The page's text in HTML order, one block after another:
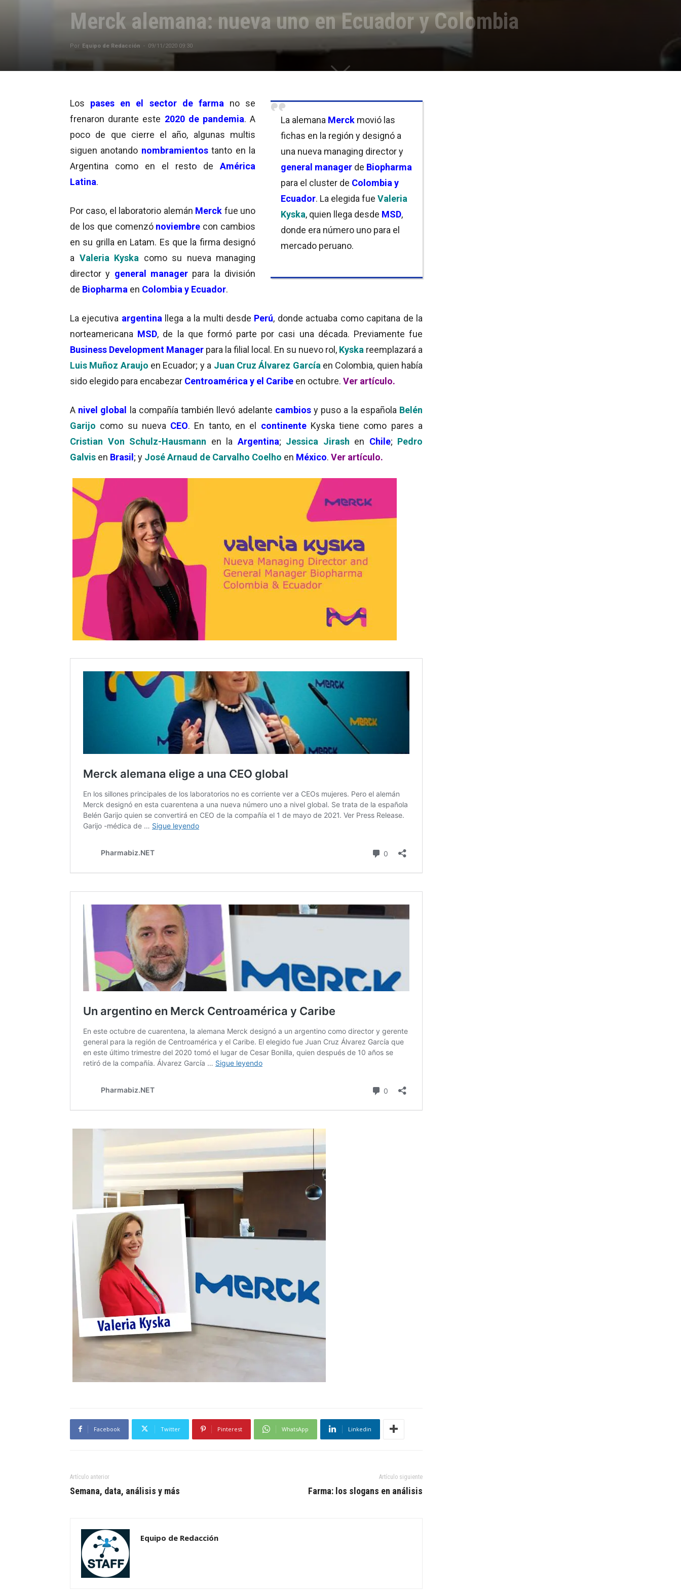
Merck alemana: nueva uno en Ecuador y Colombia
Por Equipo de Redacción - 09/11/2020 09:30
La alemana Merck movió las
fichas en la región y designó a
una nueva managing director y
general manager de Biopharma
para el cluster de Colombia y
Ecuador. La elegida fue Valeria
Kyska, quien llega desde MSD,
donde era número uno para el
mercado peruano.
Los pases en el sector de farma no se
frenaron durante este 2020 de pandemia. A
poco de que cierre el año, algunas multis
siguen anotando nombramientostanto en la
Argentina como en el resto de América
Latina.
Por caso, el laboratorio alemán Merck fue uno
de los que comenzó noviembre con cambios
en su grilla en Latam. Es que la firma designó
a Valeria Kyska como su nueva managing
director y general manager para la división
de Biopharma en Colombia y Ecuador.
La ejecutiva argentina llega a la multi desde Perú, donde actuaba como capitana de la
norteamericana MSD, de la que formó parte por casi una década. Previamente fue
Business Development Manager para la filial local. En su nuevo rol, Kyska reemplazará a
Luis Muñoz Araujo en Ecuador; y a Juan Cruz Álvarez García en Colombia, quien había
sido elegido para encabezar Centroamérica y el Caribe en octubre. Ver artículo.
A nivel global la compañía también llevó adelante cambiosy puso a la española Belén
Garijo como su nueva CEO. En tanto, en el continenteKyska tiene como pares a
Cristian Von Schulz-Hausmann en la Argentina; Jessica Jirash en Chile; Pedro
Galvis en Brasil; y José Arnaud de Carvalho Coelho en México. Ver artículo.
Facebook Twitter Pinterest WhatsApp Linkedin
Artículo anterior
Semana, data, análisis y más
Artículo siguiente
Farma: los slogans en análisis
Equipo de Redacción